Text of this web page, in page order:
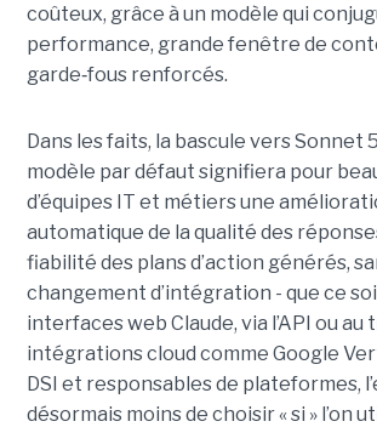
coûteux, grâce à un modèle qui
performance, grande fenêtre de
garde‑fous renforcés.
Dans les faits, la bascule vers Sonnet
modèle par défaut signifiera pour
d’équipes IT et métiers une
automatique de la qualité des
fiabilité des plans d’action générés,
changement d’intégration - que ce
interfaces web Claude, via l’API ou au
intégrations cloud comme Google
DSI et responsables de plateformes,
désormais moins de choisir « si » l’on